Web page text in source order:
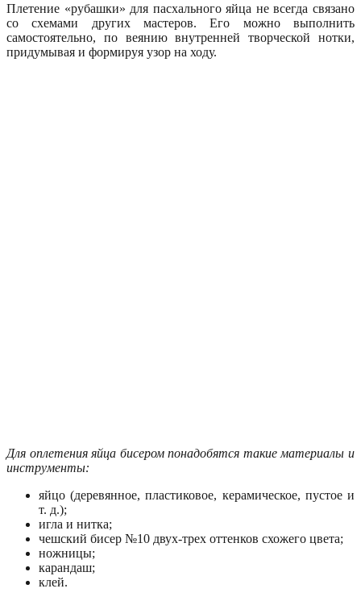
Плетение «рубашки» для пасхального яйца не всегда связано
со схемами других мастеров. Его можно выполнить
самостоятельно, по веянию внутренней творческой нотки,
придумывая и формируя узор на ходу.
Для оплетения яйца бисером понадобятся такие материалы и
инструменты:
яйцо (деревянное, пластиковое, керамическое, пустое и
т. д.);
игла и нитка;
чешский бисер №10 двух-трех оттенков схожего цвета;
ножницы;
карандаш;
клей.